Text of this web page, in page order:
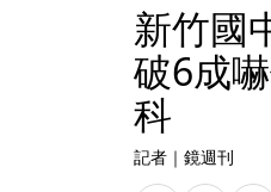
新竹國
破6成
科
記者 ｜ 鏡週刊